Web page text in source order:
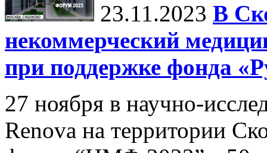
23.11.2023 В
некоммерческий
при поддержке фонда
27 ноября в научно-
Renova на территории